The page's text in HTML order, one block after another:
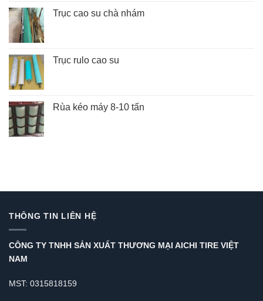
Trục cao su chà nhám
Trục rulo cao su
Rùa kéo máy 8-10 tấn
THÔNG TIN LIÊN HỆ
CÔNG TY TNHH SẢN XUẤT THƯƠNG MẠI AICHI TIRE VIỆT
NAM
MST: 0315818159